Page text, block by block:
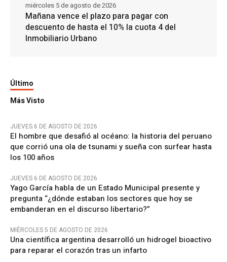
Mañana vence el plazo para pagar con
descuento de hasta el 10% la cuota 4 del
Inmobiliario Urbano
miércoles 5 de agosto de 2026
Último
Más Visto
JUEVES 6 DE AGOSTO DE 2026
El hombre que desafió al océano: la historia del peruano
que corrió una ola de tsunami y sueña con surfear hasta
los 100 años
JUEVES 6 DE AGOSTO DE 2026
Yago García habla de un Estado Municipal presente y
pregunta “¿dónde estaban los sectores que hoy se
embanderan en el discurso libertario?”
MIÉRCOLES 5 DE AGOSTO DE 2026
Una científica argentina desarrolló un hidrogel bioactivo
para reparar el corazón tras un infarto